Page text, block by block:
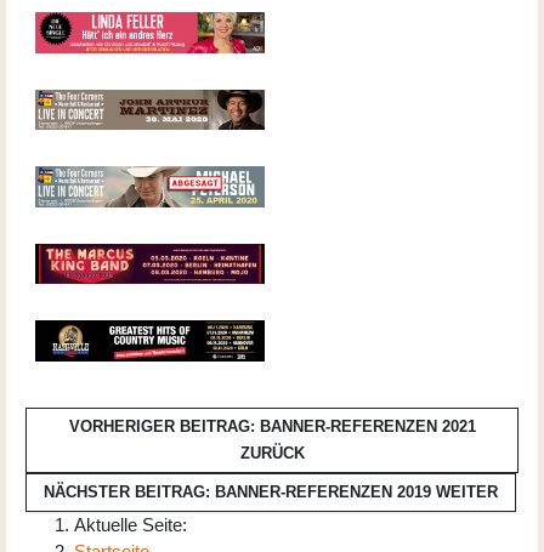
VORHERIGER BEITRAG: BANNER-REFERENZEN 2021
ZURÜCK
NÄCHSTER BEITRAG: BANNER-REFERENZEN 2019 WEITER
Aktuelle Seite: